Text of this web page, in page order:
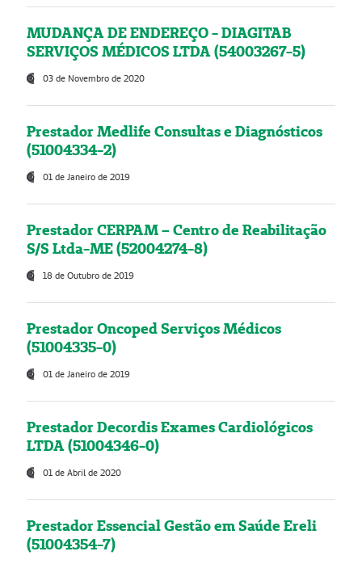
MUDANÇA DE ENDEREÇO - DIAGITAB
SERVIÇOS MÉDICOS LTDA (54003267-5)
03 de Novembro de 2020
Prestador Medlife Consultas e Diagnósticos
(51004334-2)
01 de Janeiro de 2019
Prestador CERPAM – Centro de Reabilitação
S/S Ltda-ME (52004274-8)
18 de Outubro de 2019
Prestador Oncoped Serviços Médicos
(51004335-0)
01 de Janeiro de 2019
Prestador Decordis Exames Cardiológicos
LTDA (51004346-0)
01 de Abril de 2020
Prestador Essencial Gestão em Saúde Ereli
(51004354-7)